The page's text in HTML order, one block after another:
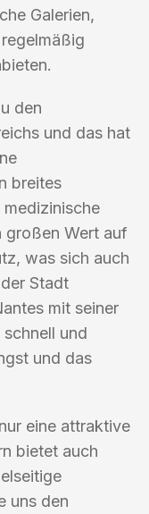
Galerien,
den
und das hat
breites
großen Wert auf
was sich auch
Stadt
mit seiner
und
und das
eine attraktive
bietet auch
uns den